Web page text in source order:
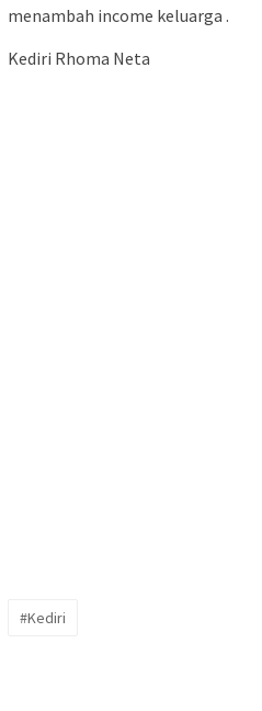
menambah income keluarga .
Kediri Rhoma Neta
#Kediri